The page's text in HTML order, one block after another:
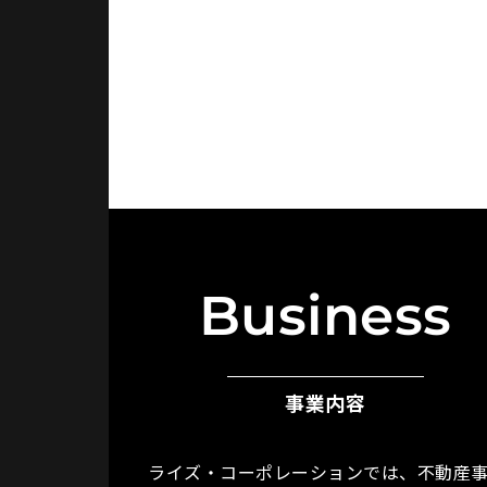
Business
事業内容
ライズ・コーポレーションでは、不動産